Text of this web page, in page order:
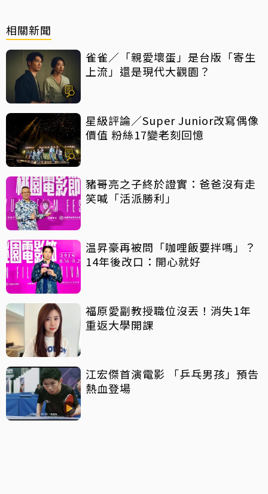
相關新聞
雀雀／「親愛壞蛋」是台版「寄生
上流」還是現代大觀園？
星級評論／Super Junior改寫偶像
價值 粉絲17變老刻回憶
豬哥亮之子終於證實：爸爸沒有走
笑喊「活派勝利」
温昇豪再被問「咖哩飯要拌嗎」？
14年後改口：開心就好
福原愛副教授職位沒丟！消失1年
重返大學開課
江宏傑首演電影 「乒乓男孩」預告
熱血登場